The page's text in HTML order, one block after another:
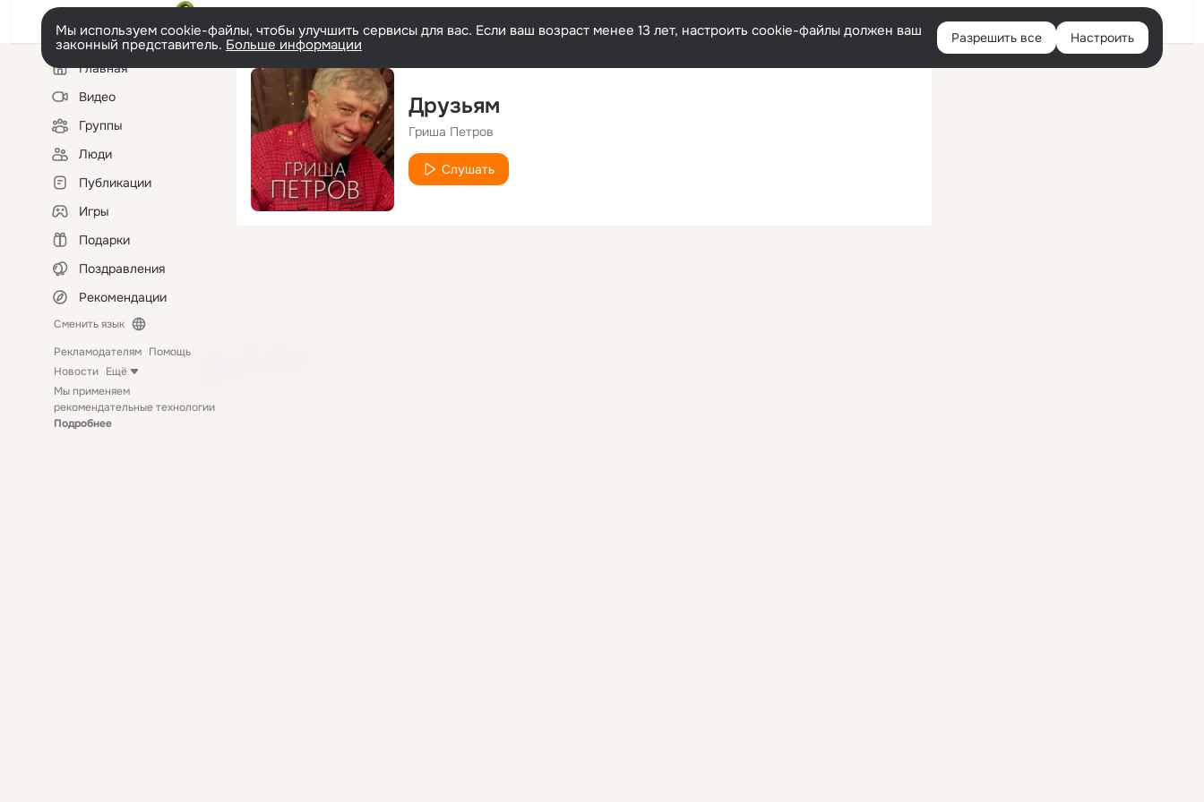
Войти
Мы используем cookie-файлы, чтобы улучшить сервисы для вас. Если ваш возраст менее 13 лет, настроить cookie-файлы должен ваш
законный представитель. Больше информации Разрешить все Настроить
Левая
колонкаГлавная
Видео
Группы
Люди
Публикации
Игры
Подарки
Поздравления
Рекомендации
Сменить язык
Рекламодателям Помощь
Новости Ещё
Мы применяем
рекомендательные технологии
Подробнее
Друзьям
Гриша Петров
Слушать